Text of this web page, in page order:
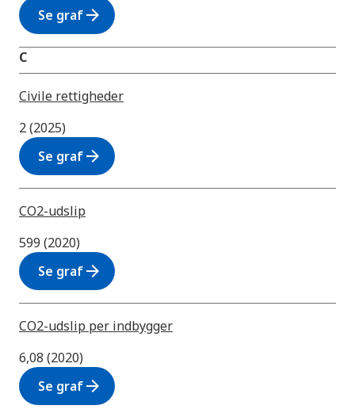
Se grafarrow_forward
C
Civile rettigheder
2 (2025)
Se grafarrow_forward
CO2-udslip
599 (2020)
Se grafarrow_forward
CO2-udslip per indbygger
6,08 (2020)
Se grafarrow_forward